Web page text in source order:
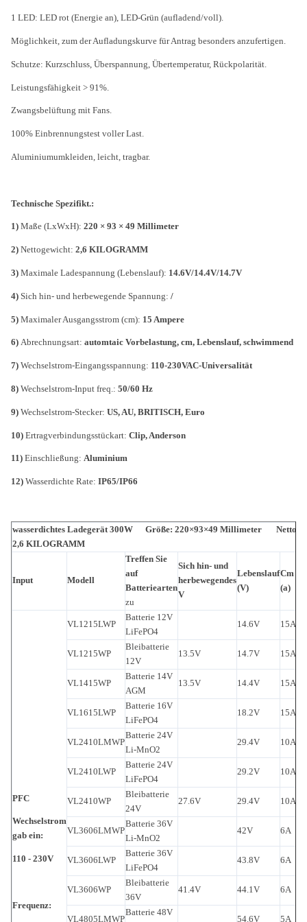
1 LED: LED rot (Energie an), LED-Grün (aufladend/voll).
Möglichkeit, zum der Aufladungskurve für Antrag besonders anzufertigen.
Schutze: Kurzschluss, Überspannung, Übertemperatur, Rückpolarität.
Leistungsfähigkeit > 91%.
Zwangsbelüftung mit Fans.
100% Einbrennungstest voller Last.
Aluminiumumkleiden, leicht, tragbar.
Technische Spezifikt.:
1) Maße (LxWxH): 220 × 93 × 49 Millimeter
2) Nettogewicht: 2,6 KILOGRAMM
3) Maximale Ladespannung (Lebenslauf): 14.6V/14.4V/14.7V
4) Sich hin- und herbewegende Spannung: /
5) Maximaler Ausgangsstrom (cm): 15 Ampere
6) Abrechnungsart: automtaic Vorbelastung, cm, Lebenslauf, schwimmend
7) Wechselstrom-Eingangsspannung: 110-230VAC-Universalität
8) Wechselstrom-Input freq.: 50/60 Hz
9) Wechselstrom-Stecker: US, AU, BRITISCH, Euro
10) Ertragverbindungsstückart: Clip, Anderson
11) Einschließung: Aluminium
12) Wasserdichte Rate: IP65/IP66
wasserdichtes Ladegerät 300W Größe: 220×93×49 Millimeter
2,6 KILOGRAMM
Input Modell
Treffen Sie
auf
Batteriearten
zu
Sich hin- und
herbewegendes
V
Lebenslauf
(V)
Cm
(a)
PFC
Wechselstrom
gab ein:
110 - 230V
Frequenz:
VL1215LWP
Batterie 12V
LiFePO4
14.6V 15A
VL1215WP
Bleibatterie
12V
13.5V 14.7V 15A
VL1415WP
Batterie 14V
AGM
13.5V 14.4V 15A
VL1615LWP
Batterie 16V
LiFePO4
18.2V 15A
VL2410LMWP
Batterie 24V
Li-MnO2
29.4V 10A
VL2410LWP
Batterie 24V
LiFePO4
29.2V 10A
VL2410WP
Bleibatterie
24V
27.6V 29.4V 10A
VL3606LMWP
Batterie 36V
Li-MnO2
42V 6A
VL3606LWP
Batterie 36V
LiFePO4
43.8V 6A
VL3606WP
Bleibatterie
36V
41.4V 44.1V 6A
VL4805LMWP
Batterie 48V
54.6V 5A